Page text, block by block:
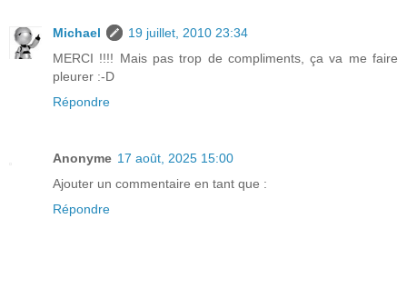
Michael
19 juillet, 2010 23:34
MERCI !!!! Mais pas trop de compliments, ça va me faire
pleurer :-D
Répondre
Anonyme 17 août, 2025 15:00
Ajouter un commentaire en tant que :
Répondre